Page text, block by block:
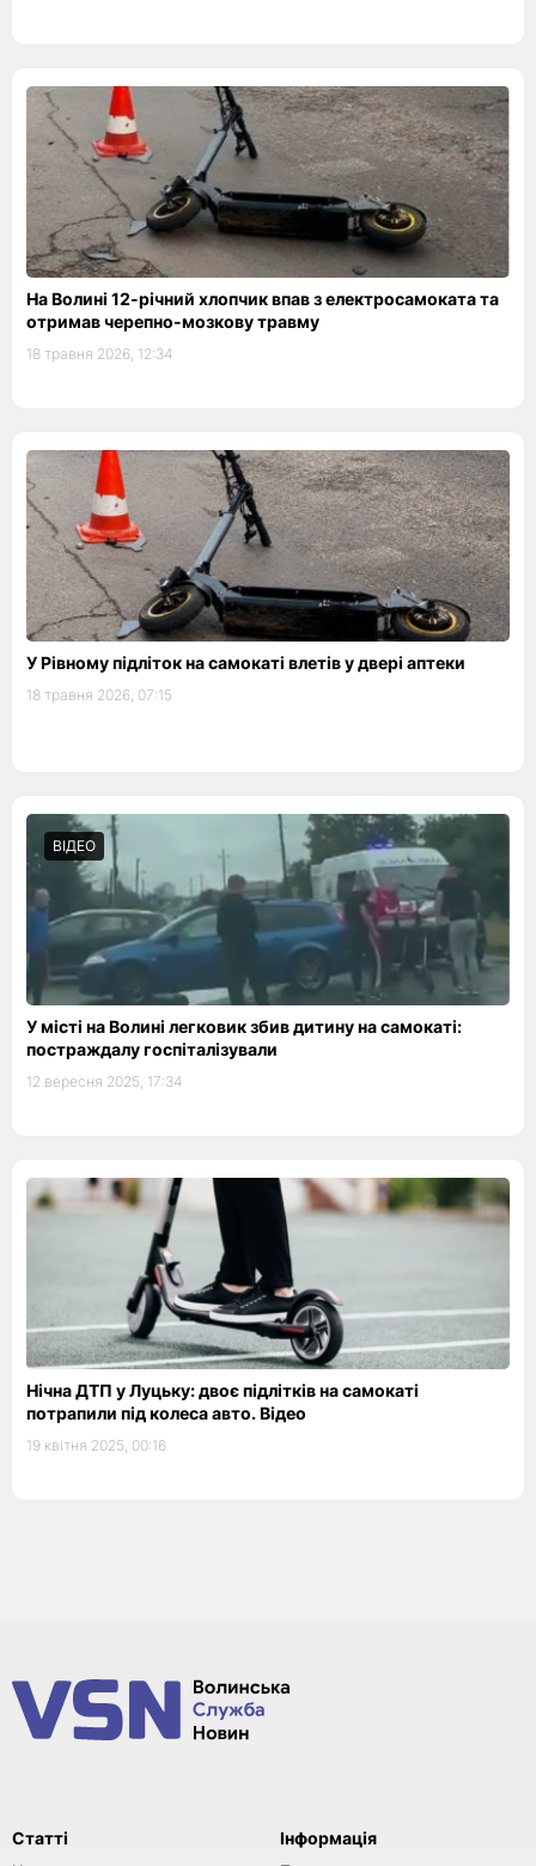
На Волині 12-річний хлопчик впав з електросамоката та
отримав черепно-мозкову травму
18 травня 2026, 12:34
У Рівному підліток на самокаті влетів у двері аптеки
18 травня 2026, 07:15
ВІДЕО
У місті на Волині легковик збив дитину на самокаті:
постраждалу госпіталізували
12 вересня 2025, 17:34
Нічна ДТП у Луцьку: двоє підлітків на самокаті
потрапили під колеса авто. Відео
19 квітня 2025, 00:16
Статті Інформація